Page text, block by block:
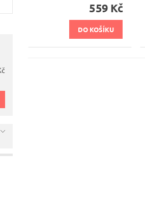
559 Kč